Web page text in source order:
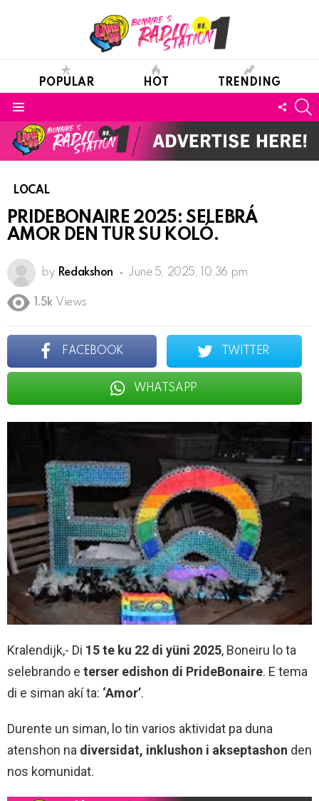
POPULAR HOT TRENDING
LOCAL
PRIDEBONAIRE 2025: SELEBRÁ
AMOR DEN TUR SU KOLÓ.
by Redakshon June 5, 2025, 10:36 pm
1.5k Views
FACEBOOK TWITTER
WHATSAPP
Kralendijk,- Di 15 te ku 22 di yüni 2025, Boneiru lo ta
selebrando e terser edishon di PrideBonaire. E tema
di e siman akí ta: ‘Amor’.
Durente un siman, lo tin varios aktividat pa duna
atenshon na diversidat, inklushon i akseptashon den
nos komunidat.